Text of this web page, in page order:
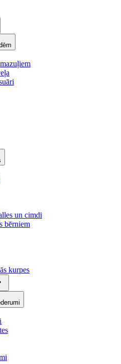
un cimdi
bērniem
kurpes